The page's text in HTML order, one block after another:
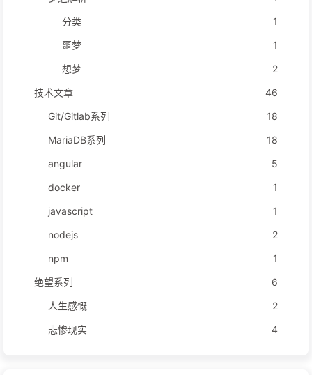
分类
1
噩梦
1
想梦
2
技术文章
46
Git/Gitlab系列
18
MariaDB系列
18
angular
5
docker
1
javascript
1
nodejs
2
npm
1
绝望系列
6
人生感慨
2
悲惨现实
4